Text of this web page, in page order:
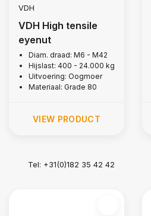
VDH
VDH High tensile
eyenut
Diam. draad: M6 - M42
Hijslast: 400 - 24.000 kg
Uitvoering: Oogmoer
Materiaal: Grade 80
VIEW PRODUCT
Tel: +31(0)182 35 42 42